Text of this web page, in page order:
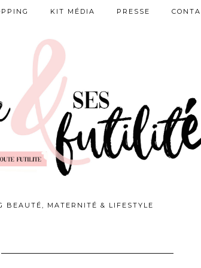
BEAUTÉ, MATERNITÉ & LIFESTYLE
KIT MÉDIA PRESSE